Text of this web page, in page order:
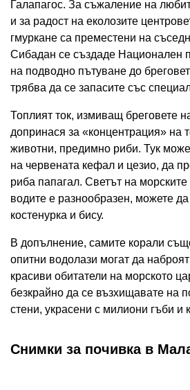
Галапагос. За съжаление на
и за радост на еколозите
гмуркане са преместени на
Сибадан се създаде Национален
на подводно пътуване до
трябва да се запасите със
Топлият ток, измиващ бреговете
допринася за «концентрация» на
животни, предимно риби. Тук
на червената кефал и цезио, да
риба папагал. Светът на морските
водите е разнообразен, можете
костенурка и бису.
В допълнение, самите корали
опитни водолази могат да
красиви обитатели на морското
безкрайно да се възхищавате на
стени, украсени с милиони гъби и
Снимки за почивка в